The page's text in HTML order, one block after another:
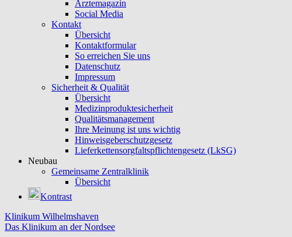
Ärztemagazin
Social Media
Kontakt
Übersicht
Kontaktformular
So erreichen Sie uns
Datenschutz
Impressum
Sicherheit & Qualität
Übersicht
Medizinproduktesicherheit
Qualitätsmanagement
Ihre Meinung ist uns wichtig
Hinweisgeberschutzgesetz
Lieferkettensorgfaltspflichtengesetz (LkSG)
Neubau
Gemeinsame Zentralklinik
Übersicht
Kontrast
Klinikum Wilhelmshaven
Das Klinikum an der Nordsee